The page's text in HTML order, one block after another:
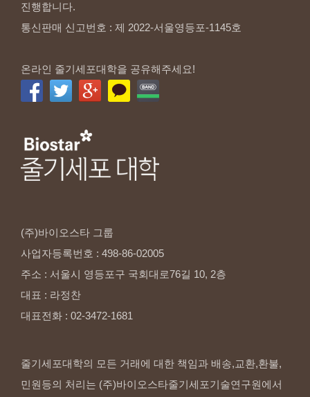
진행합니다.
통신판매 신고번호 : 제 2022-서울영등포-1145호
온라인 줄기세포대학을 공유해주세요!
(주)바이오스타 그룹
사업자등록번호 : 498-86-02005
주소 : 서울시 영등포구 국회대로76길 10, 2층
대표 : 라정찬
대표전화 : 02-3472-1681
줄기세포대학의 모든 거래에 대한 책임과 배송,교환,환불,
민원등의 처리는 (주)바이오스타줄기세포기술연구원에서